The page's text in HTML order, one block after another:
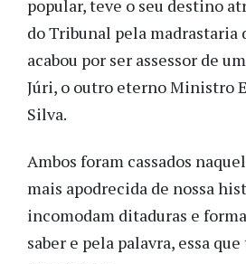
popular, teve o seu destino
do Tribunal pela madrastaria
acabou por ser assessor de
Júri, o outro eterno Ministro
Silva.
Ambos foram cassados
mais apodrecida de nossa
incomodam ditaduras e
saber e pela palavra, essa